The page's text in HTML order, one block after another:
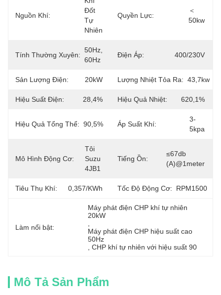
Nguồn Khí:
Đốt
Tự
Nhiên
Quyền Lực:
＜
50kw
Tính Thường Xuyên:
50Hz,
60Hz
Điện Áp: 400/230V
Sản Lượng Điện: 20kW Lượng Nhiệt Tỏa Ra: 43,7kw
Hiệu Suất Điện: 28,4% Hiệu Quả Nhiệt: 620,1%
Hiệu Quả Tổng Thể: 90,5% Áp Suất Khí:
3-
5kpa
Mô Hình Động Cơ:
Tôi
Suzu
4JB1
Tiếng Ồn:
≤67db
(a)@1meter
Tiêu Thụ Khí: 0,357/kWh Tốc Độ Động Cơ: RPM1500
Làm nổi bật:
Máy phát điện CHP khí tự nhiên
20kW
Máy phát điện CHP hiệu suất cao
50Hz
, CHP khí tự nhiên với hiệu suất 90
Mô Tả Sản Phẩm